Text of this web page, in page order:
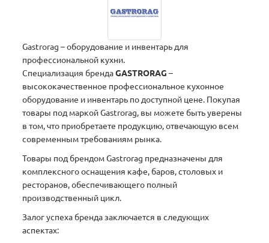
Gastrorag – оборудование и инвентарь для
профессиональной кухни.
Специализация брендаGASTRORAG –
высококачественное профессиональное кухонное
оборудование и инвентарь по доступной цене. Покупая
товары под маркой Gastrorag, вы можете быть уверены
в том, что приобретаете продукцию, отвечающую всем
современным требованиям рынка.
Товары под брендом Gastrorag предназначены для
комплексного оснащения кафе, баров, столовых и
ресторанов, обеспечивающего полный
производственный цикл.
Залог успеха бренда заключается в следующих
аспектах: